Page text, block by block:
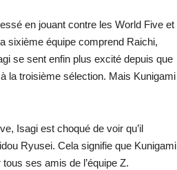
en jouant contre les World Five et
sixième équipe comprend Raichi,
se sent enfin plus excité depuis que
la troisième sélection. Mais Kunigami
Isagi est choqué de voir qu’il
Ryusei. Cela signifie que Kunigami
ses amis de l’équipe Z.